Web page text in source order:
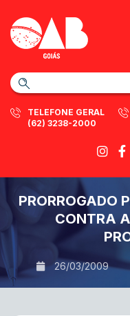
TELEFONE GERAL
(62) 3238-2000
PRORROGADO
CONTRA
26/03/2009